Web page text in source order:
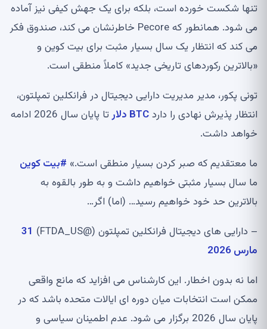
تنها شکست خورده است، بلکه برای یک جهش کیفی نیز آماده
می شود. همانطور که Pecore خاطرنشان می کند، صندوق فکر
می کند که انتظار یک سال بسیار مثبت برای بیت کوین و
«بالاترین رکوردهای تاریخی جدید» کاملاً منطقی است.
تونی پکور، مدیر مدیریت دارایی دیجیتال در فرانکلین تمپلتون،
انتظار پذیرش نهادی را داردBTC دلار
تا پایان سال 2026 ادامه
خواهد داشت.
ما معتقدیم که صبر کردن بسیار منطقی است.» #بیت کوین
ما سال بسیار مثبتی خواهیم داشت و به طور بالقوه به
بالاترین حد خود خواهیم رسید… (اما) اگر…
– دارایی های دیجیتال فرانکلین تمپلتون (@FTDA_US)
31
مارس 2026
اما نه بدون اخطار. این کارشناس می افزاید که مانع واقعی
ممکن است انتخابات میان دوره ای ایالات متحده باشد که در
پایان سال 2026 برگزار می شود. عدم اطمینان سیاسی و